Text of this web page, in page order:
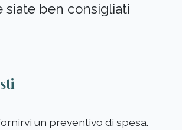
siate ben consigliati
un preventivo di spesa.